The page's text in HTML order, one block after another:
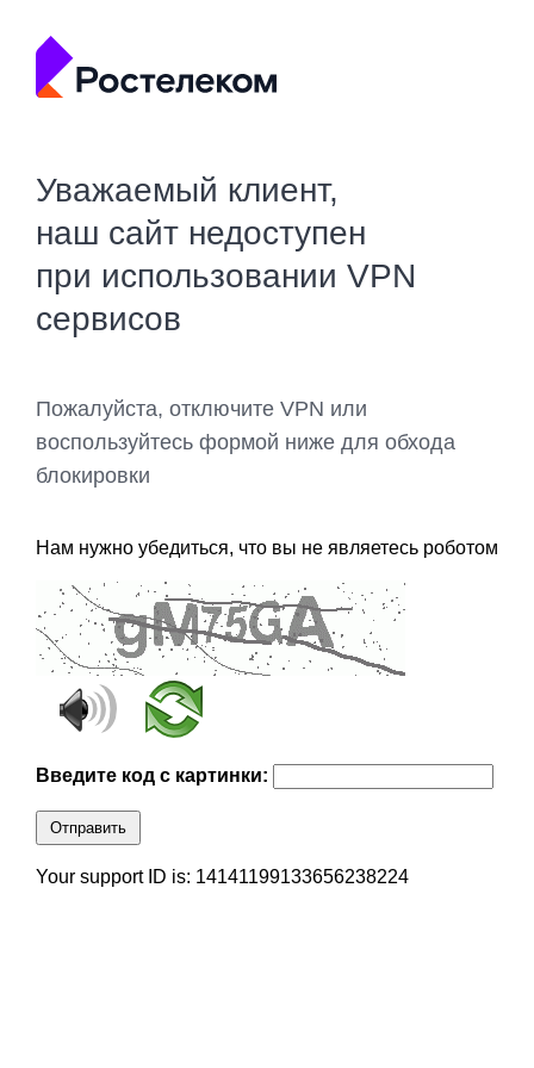
Уважаемый клиент,
наш сайт недоступен
при использовании VPN
сервисов
Пожалуйста, отключите VPN или
воспользуйтесь формой ниже для обхода
блокировки
Нам нужно убедиться, что вы не являетесь роботом
Введите код с картинки:
Отправить
Your support ID is: 14141199133656238224